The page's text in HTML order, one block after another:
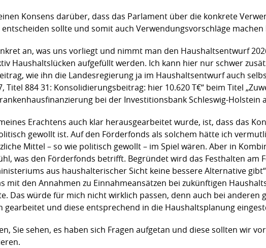
Konsens darüber, dass das Parlament über die konkrete
sollte und somit auch Verwendungsvorschläge machen
an, was uns vorliegt und nimmt man den Haushaltsentwurf
Haushaltslücken aufgefüllt werden. Ich kann hier nur schwer
wie ihn die Landesregierung ja im Haushaltsentwurf auch
Titel 884 31: Konsolidierungsbeitrag: hier 10.620 T€“ beim Titel
bei der Investitionsbank Schleswig-Holstein
Erachtens auch klar herausgearbeitet wurde, ist, dass das
gewollt ist. Auf den Förderfonds als solchem hätte ich
Mittel – so wie politisch gewollt – im Spiel wären. Aber in
was den Förderfonds betrifft. Begründet wird das Festhalten am
aus haushalterischer Sicht keine bessere Alternative
mit den Annahmen zu Einnahmeansätzen bei zukünftigen
Das würde für mich nicht wirklich passen, denn auch bei anderen
gearbeitet und diese entsprechend in die Haushaltsplanung
Sie sehen, es haben sich Fragen aufgetan und diese sollten wir